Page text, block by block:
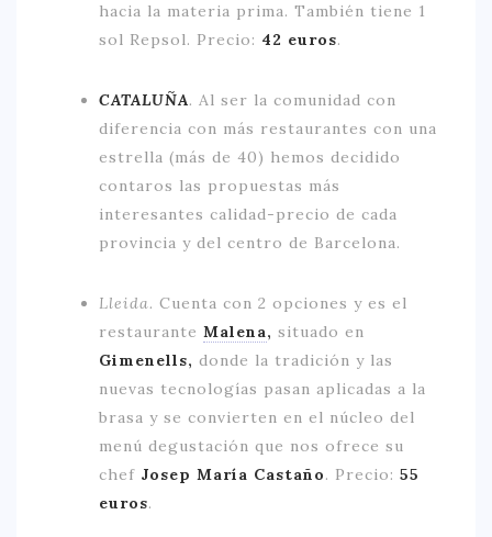
hacia la materia prima. También tiene 1
sol Repsol. Precio: 42 euros.
CATALUÑA. Al ser la comunidad con
diferencia con más restaurantes con una
estrella (más de 40) hemos decidido
contaros las propuestas más
interesantes calidad-precio de cada
provincia y del centro de Barcelona.
Lleida. Cuenta con 2 opciones y es el
restaurante Malena, situado en
Gimenells, donde la tradición y las
nuevas tecnologías pasan aplicadas a la
brasa y se convierten en el núcleo del
menú degustación que nos ofrece su
chef Josep María Castaño. Precio: 55
euros.